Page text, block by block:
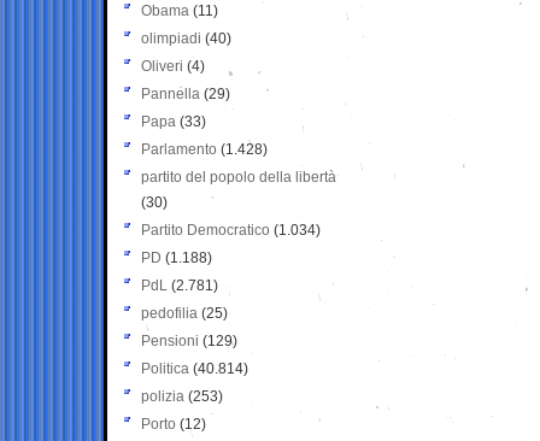
Obama (11)
olimpiadi (40)
Oliveri (4)
Pannella (29)
Papa (33)
Parlamento (1.428)
partito del popolo della libertà
(30)
Partito Democratico (1.034)
PD (1.188)
PdL (2.781)
pedofilia (25)
Pensioni (129)
Politica (40.814)
polizia (253)
Porto (12)